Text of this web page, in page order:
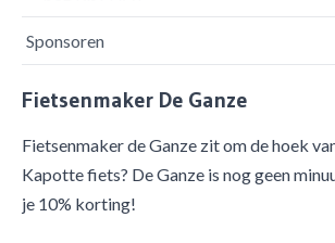
Sponsoren
Fietsenmaker De Ganze
Fietsenmaker de Ganze zit om de hoek
Kapotte fiets? De Ganze is nog geen
je 10% korting!